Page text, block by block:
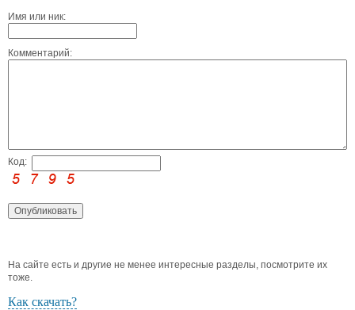
Имя или ник:
Комментарий:
Код:
На сайте есть и другие не менее интересные разделы, посмотрите их
тоже.
Как скачать?